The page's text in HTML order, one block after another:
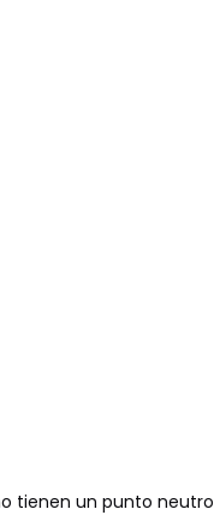
tienen un punto neutro